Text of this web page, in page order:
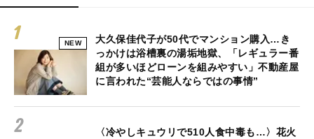
NEW
大久保佳代子が50代でマンション購入…き
っかけは浴槽裏の湯垢地獄、「レギュラー番
組が多いほどローンを組みやすい」不動産屋
に言われた“芸能人ならではの事情”
〈冷やしキュウリで510人食中毒も…〉花火